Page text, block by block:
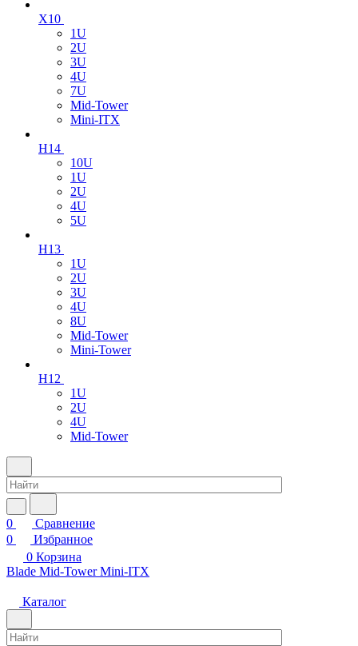
X10
1U
2U
3U
4U
7U
Mid-Tower
Mini-ITX
H14
10U
1U
2U
4U
5U
H13
1U
2U
3U
4U
8U
Mid-Tower
Mini-Tower
H12
1U
2U
4U
Mid-Tower
0
Сравнение
0
Избранное
0 Корзина
Blade Mid-Tower Mini-ITX
Каталог